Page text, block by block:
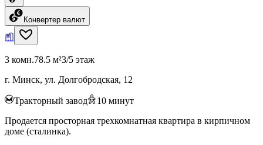
Конвертер валют
3 комн.78.5 м²3/5 этаж
г. Минск, ул. Долгобродская, 12
Тракторный завод 10 минут
Продается просторная трехкомнатная квартира в кирпичном
доме (сталинка).